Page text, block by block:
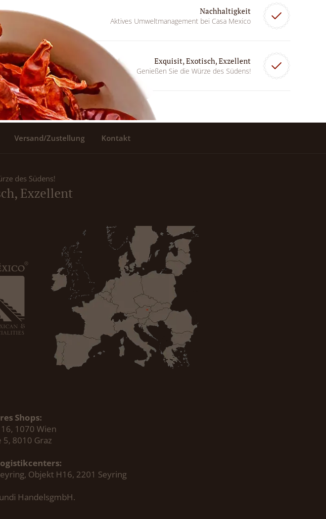
Nachhaltigkeit
Aktives Umweltmanagement bei Casa Mexico
Exquisit, Exotisch, Exzellent
Genießen Sie die Würze des Südens!
Versand/Zustellung Kontakt
des Südens!
Exzellent
Shops:
1070 Wien
5, 8010 Graz
Objekt H16, 2201 Seyring
HandelsgmbH.